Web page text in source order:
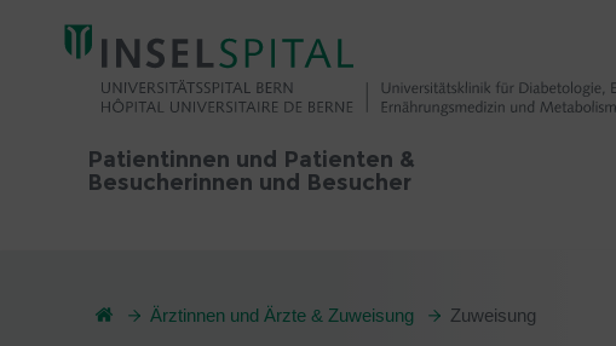
Patientinnen und Patienten &
Besucherinnen und Besucher
Ärztinnen und Ärzte & Zuweisung Zuweisung